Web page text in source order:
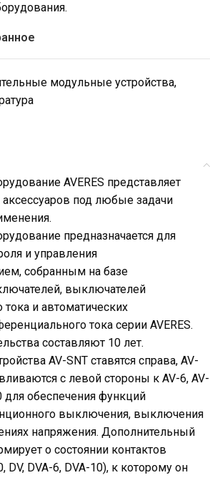
модульные устройства,
AVERES представляет
под любые задачи
предназначается для
и управления
собранным на базе
выключателей
и автоматических
тока серии AVERES.
составляют 10 лет.
AV-SNT ставятся справа, AV-
с левой стороны к AV-6, AV-
для обеспечения функций
выключения, выключения
напряжения. Дополнительный
о состоянии контактов
DV, DVA-6, DVA-10), к которому он